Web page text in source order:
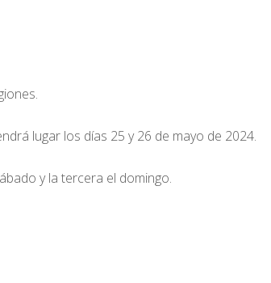
lugar los días 25 y 26 de mayo de 2024.
y la tercera el domingo.